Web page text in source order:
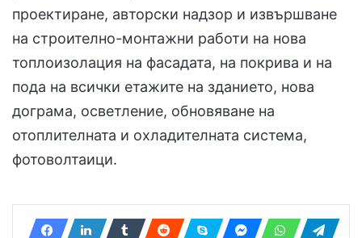
проектиране, авторски надзор и извършване
на строително-монтажни работи на нова
топлоизолация на фасадата, на покрива и на
пода на всички етажите на зданието, нова
дограма, осветление, обновяване на
отоплителната и охладителната система,
фотоволтаици.